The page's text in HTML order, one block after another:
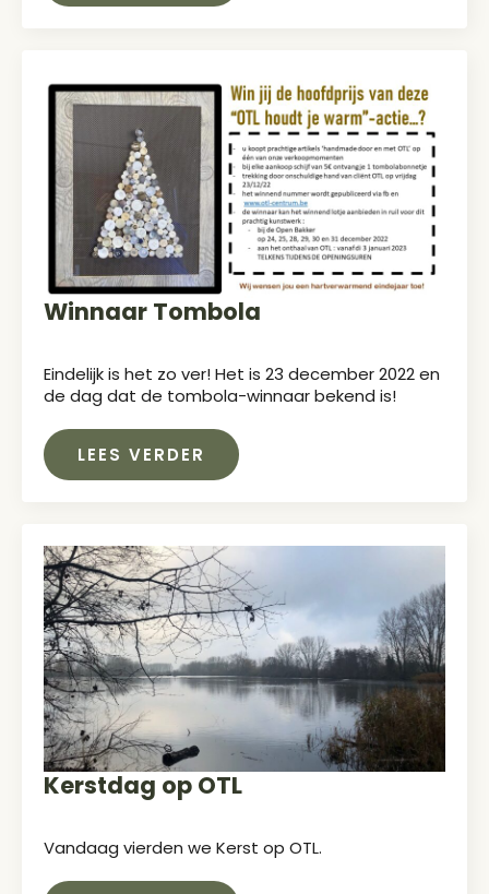
Winnaar Tombola
Eindelijk is het zo ver! Het is 23 december 2022 en
de dag dat de tombola-winnaar bekend is!
LEES VERDER
Kerstdag op OTL
Vandaag vierden we Kerst op OTL.